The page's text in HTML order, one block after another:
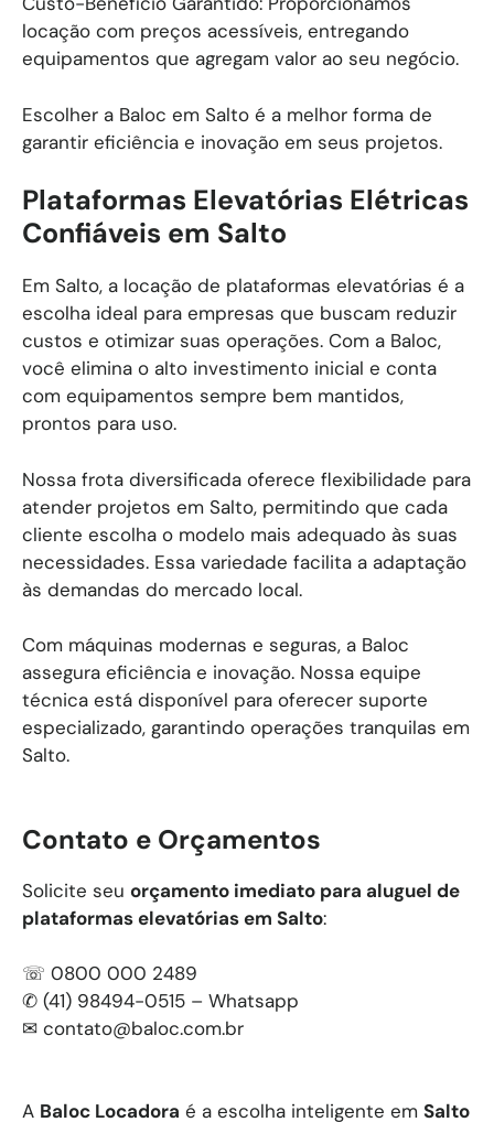
locação com preços acessíveis, entregando
equipamentos que agregam valor ao seu negócio.
Escolher a Baloc em Salto é a melhor forma de
garantir eficiência e inovação em seus projetos.
Plataformas Elevatórias Elétricas
Confiáveis em Salto
Em Salto, a locação de plataformas elevatórias é a
escolha ideal para empresas que buscam reduzir
custos e otimizar suas operações. Com a Baloc,
você elimina o alto investimento inicial e conta
com equipamentos sempre bem mantidos,
prontos para uso.
Nossa frota diversificada oferece flexibilidade para
atender projetos em Salto, permitindo que cada
cliente escolha o modelo mais adequado às suas
necessidades. Essa variedade facilita a adaptação
às demandas do mercado local.
Com máquinas modernas e seguras, a Baloc
assegura eficiência e inovação. Nossa equipe
técnica está disponível para oferecer suporte
especializado, garantindo operações tranquilas em
Salto.
Contato e Orçamentos
Solicite seu orçamento imediato para aluguel de
plataformas elevatórias em Salto:
☏ 0800 000 2489
✆ (41) 98494-0515 – Whatsapp
✉ contato@baloc.com.br
A Baloc Locadora é a escolha inteligente em Salto